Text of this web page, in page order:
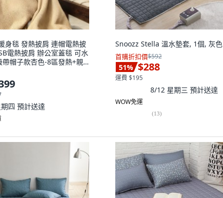
身毯 發熱披肩 連帽電熱披
電熱披肩 辦公室蓋毯 可水
帶帽子款杏色-8區發熱+親
四 預計送達
Snoozz Stella 溫水墊套, 1個, 灰色
首購折扣價$592
51% $288
運費 $195
8/12 星期三 預計送達
WOW免運
(13)